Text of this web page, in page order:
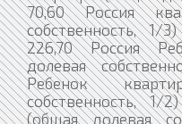
70,60 Россия
собственность, 1/
226,70 Россия
долевая
Ребенок
собственность, 1/
(общая долевая